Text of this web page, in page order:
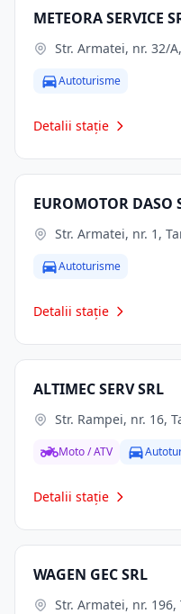
METEORA SERVICE
Str. Armatei, nr. 32/
Autoturisme
Detalii stație
EUROMOTOR DASO
Str. Armatei, nr. 1,
Autoturisme
Detalii stație
ALTIMEC SERV SRL
Str. Rampei, nr. 16,
Moto / ATV
Detalii stație
WAGEN GEC SRL
Str. Armatei, nr.